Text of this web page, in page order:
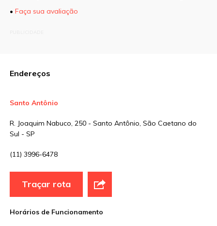
• Faça sua avaliação
E-mail*
Site
Sua avaliação
Endereços
Santo Antônio
R. Joaquim Nabuco, 250 - Santo Antônio, São Caetano do
Sul - SP
(11) 3996-6478
Traçar rota
Horários de Funcionamento